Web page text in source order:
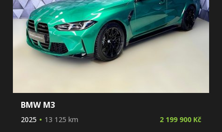
BMW M3
2025 13 125 km 2 199 900 Kč